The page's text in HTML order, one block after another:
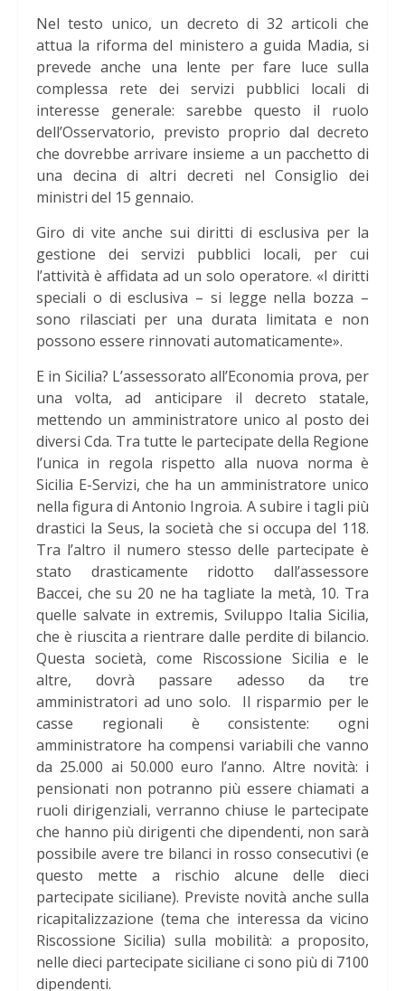
Nel testo unico, un decreto di 32 articoli che
attua la riforma del ministero a guida Madia, si
prevede anche una lente per fare luce sulla
complessa rete dei servizi pubblici locali di
interesse generale: sarebbe questo il ruolo
dell’Osservatorio, previsto proprio dal decreto
che dovrebbe arrivare insieme a un pacchetto di
una decina di altri decreti nel Consiglio dei
ministri del 15 gennaio.
Giro di vite anche sui diritti di esclusiva per la
gestione dei servizi pubblici locali, per cui
l’attività è affidata ad un solo operatore. «I diritti
speciali o di esclusiva – si legge nella bozza –
sono rilasciati per una durata limitata e non
possono essere rinnovati automaticamente».
E in Sicilia? L’assessorato all’Economia prova, per
una volta, ad anticipare il decreto statale,
mettendo un amministratore unico al posto dei
diversi Cda. Tra tutte le partecipate della Regione
l’unica in regola rispetto alla nuova norma è
Sicilia E-Servizi, che ha un amministratore unico
nella figura di Antonio Ingroia. A subire i tagli più
drastici la Seus, la società che si occupa del 118.
Tra l’altro il numero stesso delle partecipate è
stato drasticamente ridotto dall’assessore
Baccei, che su 20 ne ha tagliate la metà, 10. Tra
quelle salvate in extremis, Sviluppo Italia Sicilia,
che è riuscita a rientrare dalle perdite di bilancio.
Questa società, come Riscossione Sicilia e le
altre, dovrà passare adesso da tre
amministratori ad uno solo. Il risparmio per le
casse regionali è consistente: ogni
amministratore ha compensi variabili che vanno
da 25.000 ai 50.000 euro l’anno. Altre novità: i
pensionati non potranno più essere chiamati a
ruoli dirigenziali, verranno chiuse le partecipate
che hanno più dirigenti che dipendenti, non sarà
possibile avere tre bilanci in rosso consecutivi (e
questo mette a rischio alcune delle dieci
partecipate siciliane). Previste novità anche sulla
ricapitalizzazione (tema che interessa da vicino
Riscossione Sicilia) sulla mobilità: a proposito,
nelle dieci partecipate siciliane ci sono più di 7100
dipendenti.